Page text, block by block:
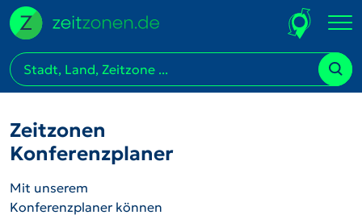
Zeitzonen
Konferenzplaner
Mit unserem
Konferenzplaner können